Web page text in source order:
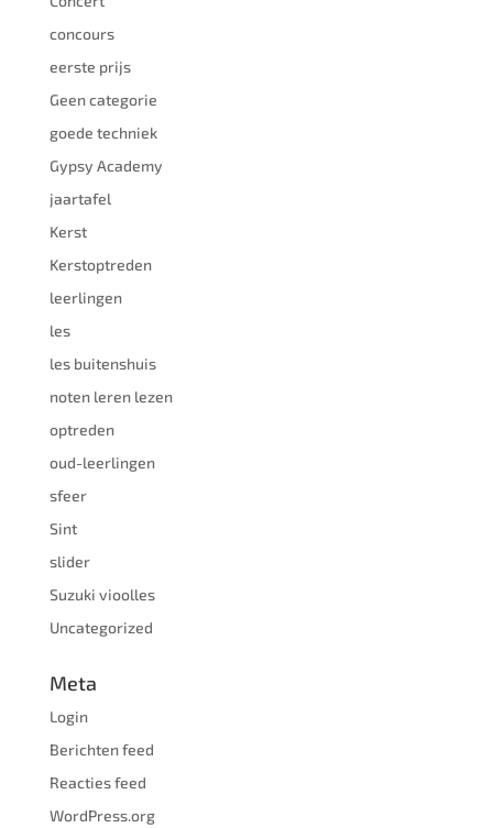
concours
eerste prijs
Geen categorie
goede techniek
Gypsy Academy
jaartafel
Kerst
Kerstoptreden
leerlingen
les
les buitenshuis
noten leren lezen
optreden
oud-leerlingen
sfeer
Sint
slider
Suzuki vioolles
Uncategorized
Meta
Login
Berichten feed
Reacties feed
WordPress.org